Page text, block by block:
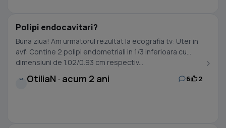
Polipi endocavitari?
Buna ziua! Am urmatorul rezultat la ecografia tv: Uter in
avf: Contine 2 polipi endometriali in 1/3 inferioara cu
dimensiuni de 1.02/0.93 cm respectiv...
O OtiliaN · acum 2 ani 6 2